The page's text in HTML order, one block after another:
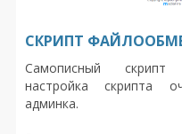
СКРИПТ
Самописный скрипт
настройка скрипта
админка.